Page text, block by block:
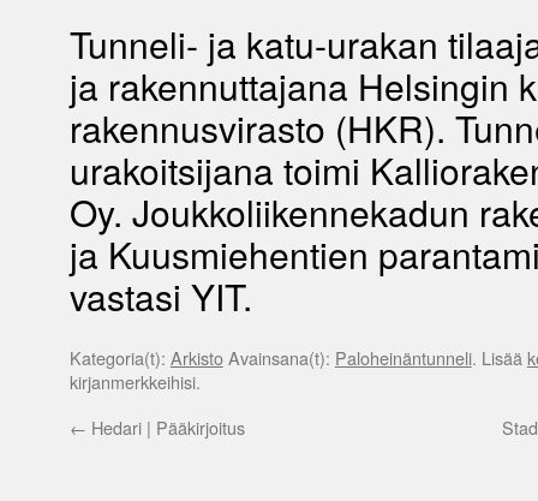
Tunneli- ja katu-urakan
ja rakennuttajana Helsingin
rakennusvirasto (HKR).
urakoitsijana toimi
Oy. Joukkoliikennekadun
ja Kuusmiehentien
vastasi YIT.
Kategoria(t): ArkistoAvainsana(t): Paloheinäntunneli. Lisää
kirjanmerkkeihisi.
← Hedari | Pääkirjoitus